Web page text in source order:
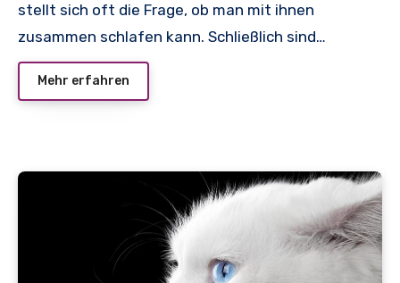
stellt sich oft die Frage, ob man mit ihnen
zusammen schlafen kann. Schließlich sind…
Mehr erfahren